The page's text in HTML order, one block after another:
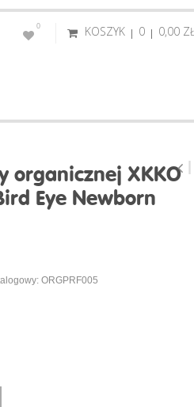
KOSZYK 0 0,00
0
organicznej XKKO
Eye Newborn
ORGPRF005